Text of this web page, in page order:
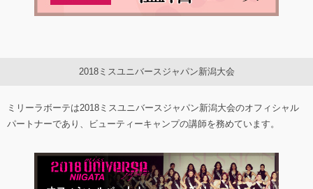
2018ミスユニバースジャパン新潟大会
ミリーラボーテは2018ミスユニバースジャパン新潟大会のオフィシャル
パートナーであり、ビューティーキャンプの講師を務めています。